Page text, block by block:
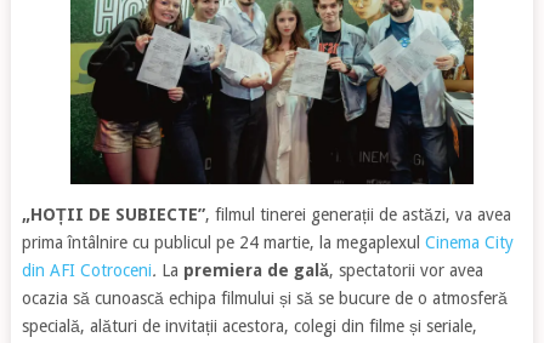
„HOȚII DE SUBIECTE”, filmul tinerei generații de astăzi, va avea
prima întâlnire cu publicul pe 24 martie, la megaplexul Cinema City
din AFI Cotroceni. La premiera de gală, spectatorii vor avea
ocazia să cunoască echipa filmului și să se bucure de o atmosferă
specială, alături de invitații acestora, colegi din filme și seriale,